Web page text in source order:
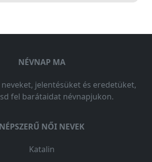
NÉVNAP MA
jelentésüket és eredetüket,
fel barátaidat névnapjukon.
NÉPSZERŰ NŐI NEVEK
Katalin